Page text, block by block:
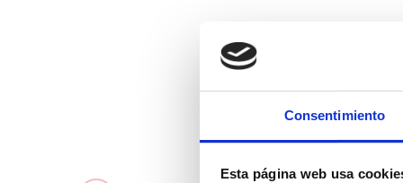
Consentimiento
Esta página web usa